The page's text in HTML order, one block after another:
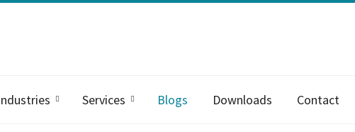
Services Blogs Downloads Contact